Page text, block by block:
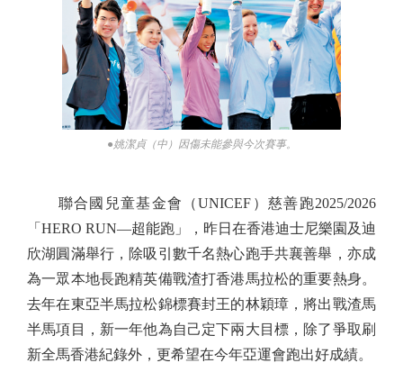
●姚潔貞（中）因傷未能參與今次賽事。
聯合國兒童基金會（UNICEF）慈善跑2025/2026
「HERO RUN—超能跑」，昨日在香港迪士尼樂園及迪
欣湖圓滿舉行，除吸引數千名熱心跑手共襄善舉，亦成
為一眾本地長跑精英備戰渣打香港馬拉松的重要熱身。
去年在東亞半馬拉松錦標賽封王的林穎璋，將出戰渣馬
半馬項目，新一年他為自己定下兩大目標，除了爭取刷
新全馬香港紀錄外，更希望在今年亞運會跑出好成績。